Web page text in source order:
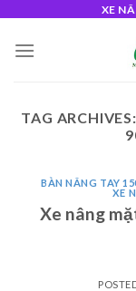
content
XE
TAG ARCHIVES:
BÀN NÂNG TAY
XE
Xe nâng